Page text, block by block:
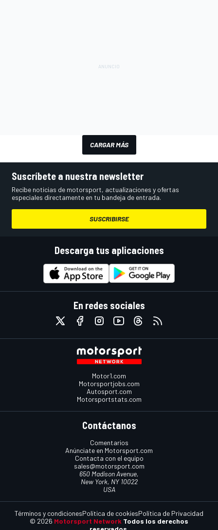
CARGAR MÁS
Suscríbete a nuestra newsletter
Recibe noticias de motorsport, actualizaciones y ofertas
especiales directamente en tu bandeja de entrada.
SUSCRIBIRSE
Descarga tus aplicaciones
En redes sociales
Motor1.com
Motorsportjobs.com
Autosport.com
Motorsportstats.com
Contáctanos
Comentarios
Anúnciate en Motorsport.com
Contacta con el equipo
sales@motorsport.com
650 Madison Avenue,
New York, NY 10022
USA
© 2026 Motorsport Network Todos los derechos
Términos y condicionesPolítica de cookiesPolítica de Privacidad